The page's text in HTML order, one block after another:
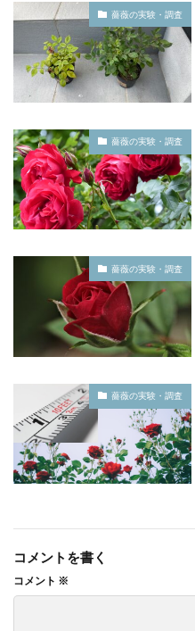
薔薇の実験・調査
薔薇の実験・調査
薔薇の実験・調査
薔薇の実験・調査
コメントを書く
コメント ※